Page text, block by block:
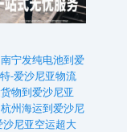
南宁发纯电池到爱
-爱沙尼亚‌‌物流
物到爱沙尼亚‌‌
杭州海运到爱沙尼
沙尼亚‌‌空运超大